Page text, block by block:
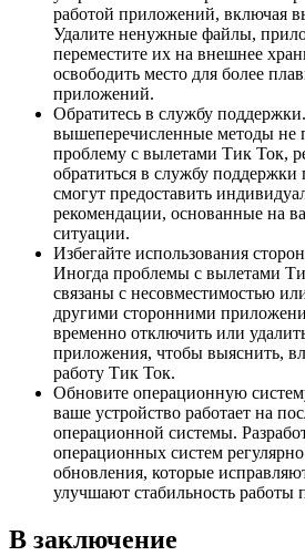
работой приложений, включая
Удалите ненужные файлы,
переместите их на внешнее
освободить место для более
приложений.
Обратитесь в службу
вышеперечисленные методы не
проблему с вылетами Тик Ток,
обратиться в службу
смогут предоставить
рекомендации, основанные на
ситуации.
Избегайте использования
Иногда проблемы с вылетами
связаны с несовместимостью
другими сторонними
временно отключить или
приложения, чтобы выяснить,
работу Тик Ток.
Обновите операционную
ваше устройство работает на
операционной системы.
операционных систем
обновления, которые
улучшают стабильность работы
В заключение